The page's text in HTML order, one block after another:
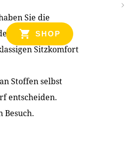
SHOP
Sie die
Produkte zu
Sitzkomfort
Stoffen selbst
entscheiden.
Besuch.